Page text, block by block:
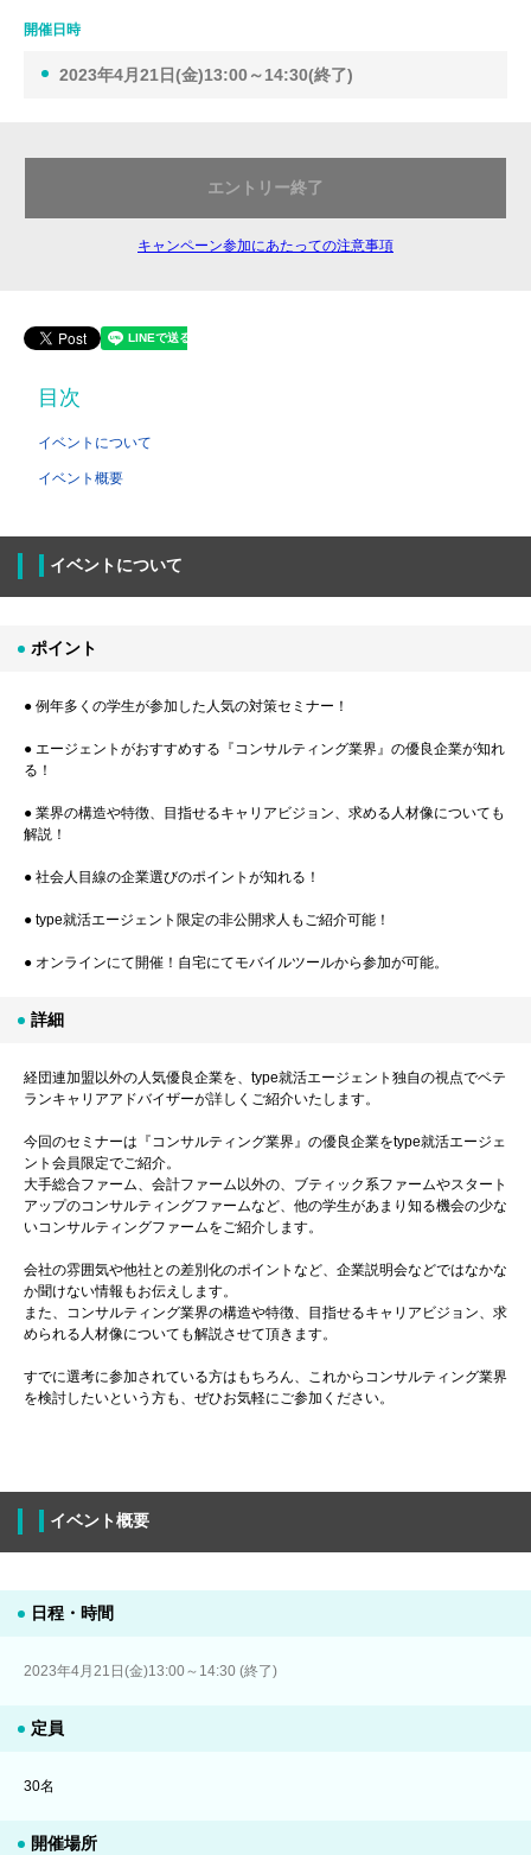
開催日時
2023年4月21日(金)13:00～14:30(終了)
エントリー終了
キャンペーン参加にあたっての注意事項
目次
イベントについて
イベント概要
イベントについて
ポイント
● 例年多くの学生が参加した人気の対策セミナー！
● エージェントがおすすめする『コンサルティング業界』の優良企業が知れ
る！
● 業界の構造や特徴、目指せるキャリアビジョン、求める人材像についても
解説！
● 社会人目線の企業選びのポイントが知れる！
● type就活エージェント限定の非公開求人もご紹介可能！
● オンラインにて開催！自宅にてモバイルツールから参加が可能。
詳細
経団連加盟以外の人気優良企業を、type就活エージェント独自の視点でベテ
ランキャリアアドバイザーが詳しくご紹介いたします。
今回のセミナーは『コンサルティング業界』の優良企業をtype就活エージェ
ント会員限定でご紹介。
大手総合ファーム、会計ファーム以外の、ブティック系ファームやスタート
アップのコンサルティングファームなど、他の学生があまり知る機会の少な
いコンサルティングファームをご紹介します。
会社の雰囲気や他社との差別化のポイントなど、企業説明会などではなかな
か聞けない情報もお伝えします。
また、コンサルティング業界の構造や特徴、目指せるキャリアビジョン、求
められる人材像についても解説させて頂きます。
すでに選考に参加されている方はもちろん、これからコンサルティング業界
を検討したいという方も、ぜひお気軽にご参加ください。
イベント概要
日程・時間
2023年4月21日(金)13:00～14:30 (終了)
定員
30名
開催場所